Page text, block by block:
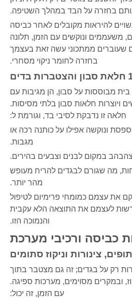
בחזרה על הבד במהלך השטיפה.
להיראות מקובלים לאחר כביסה
משעממים ונוקשים עם הזמן, תלונה
שעוברים ממתכוני עשה זאת בעצמך
בחזרה לחומר ניקוי מסחרי.
בית מבוססות על סבון, הן מגיבות עם
ויוצרות חלאות סבון בלתי מסיסות.
חלאה זו נדבקת לסיבי בד, וגורמת ל:
ונוקשה אפילו על כותנה רכה או
מגבות.
במקום לבנים וצבעים בהירים.
מה שגורם לבגדים להריח מעופש
מהר יותר.
את עצמם כמומחי פרימיום לטיפול
לעצמם את התוצאה הלא עקבית
והנמוכה הזו.
רק על בגדים; זה גם מצטבר בתוך
ובמקרים מסוימים, מערכות ספיגה.
עם הזמן, זה יכול: